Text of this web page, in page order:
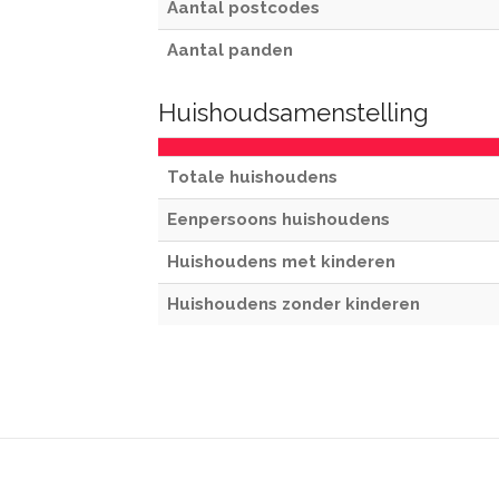
Aantal postcodes
Aantal panden
Huishoudsamenstelling
Totale huishoudens
Eenpersoons huishoudens
Huishoudens met kinderen
Huishoudens zonder kinderen